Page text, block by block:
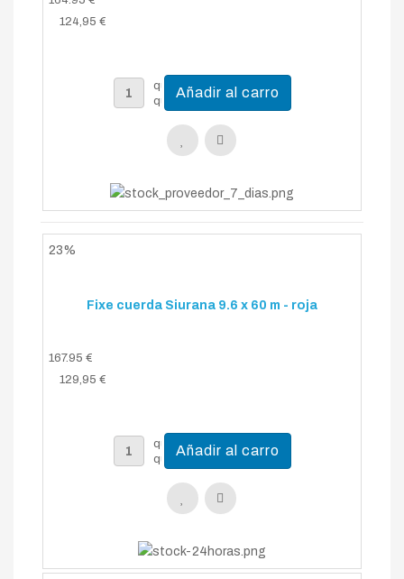
124,95 €
23%
Fixe cuerda Siurana 9.6 x 60 m - roja
167.95 €
129,95 €